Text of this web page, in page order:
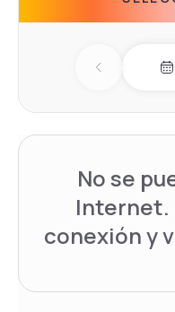
Previous
No se
Internet.
conexión y